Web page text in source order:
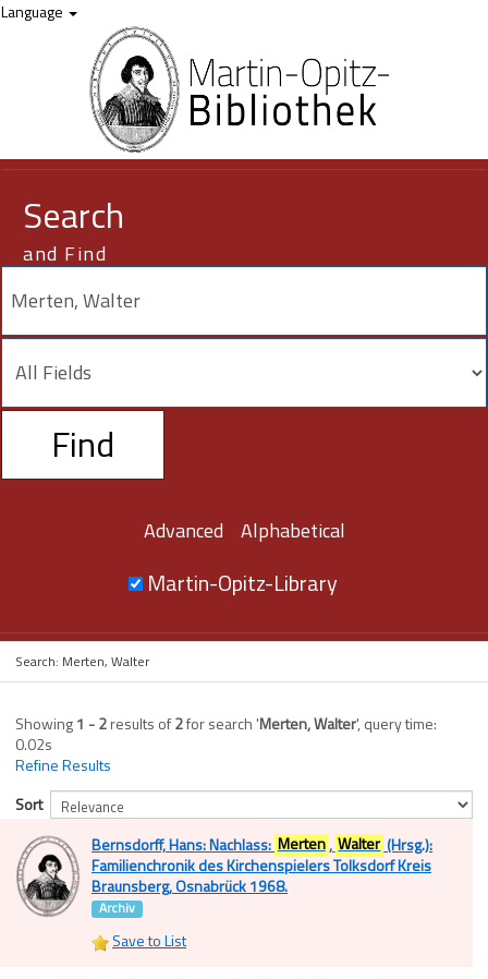
Showing1 - 2
Skip to content
Language
Search
and Find
Find
Advanced Alphabetical
Martin-Opitz-Library
Search: Merten, Walter
Showing1 - 2results of2for search 'Merten, Walter', query time:
0.02s
Refine Results
Sort
Bernsdorff, Hans: Nachlass: Merten , Walter (Hrsg.):
Familienchronik des Kirchenspielers Tolksdorf Kreis
Braunsberg, Osnabrück 1968.
Archiv
Save to List